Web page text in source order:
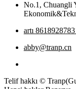
No.1, Chuangli
artı
abby@tranp.cn
Telif hakkı ©